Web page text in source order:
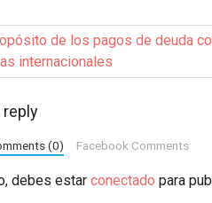
de los pagos de deuda
internacionales
reply
(0) Facebook Comments
debes estar conectado para